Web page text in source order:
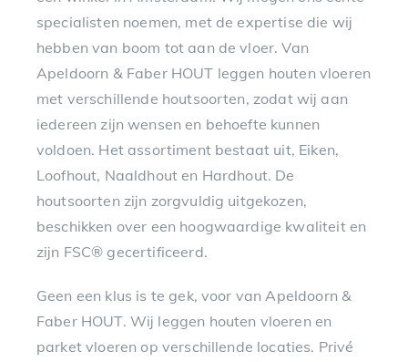
specialisten noemen, met de expertise die wij
hebben van boom tot aan de vloer. Van
Apeldoorn & Faber HOUT leggen houten vloeren
met verschillende houtsoorten, zodat wij aan
iedereen zijn wensen en behoefte kunnen
voldoen. Het assortiment bestaat uit, Eiken,
Loofhout, Naaldhout en Hardhout. De
houtsoorten zijn zorgvuldig uitgekozen,
beschikken over een hoogwaardige kwaliteit en
zijn FSC® gecertificeerd.
Geen een klus is te gek, voor van Apeldoorn &
Faber HOUT. Wij leggen houten vloeren en
parket vloeren op verschillende locaties. Privé